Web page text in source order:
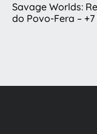
Savage Worlds:
do Povo-Fera –